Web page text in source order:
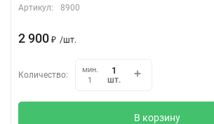
Артикул:
8900
2 900 ₽ /шт.
Количество:
мин.
1
шт.
В корзину